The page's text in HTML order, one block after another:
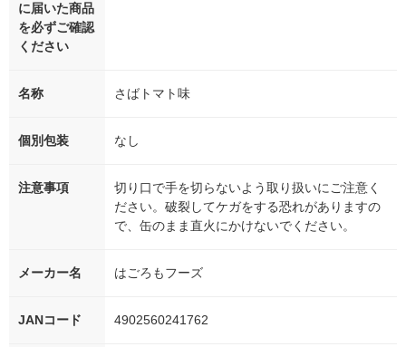
に届いた商品
を必ずご確認
ください
名称 さばトマト味
個別包装 なし
注意事項
切り口で手を切らないよう取り扱いにご注意く
ださい。破裂してケガをする恐れがありますの
で、缶のまま直火にかけないでください。
メーカー名 はごろもフーズ
JANコード 4902560241762